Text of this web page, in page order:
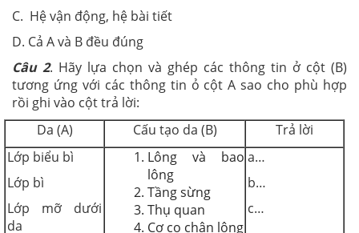
C. Hệ vận động, hệ bài tiết
D. Cả A và B đều đúng
Câu 2. Hãy lựa chọn và ghép các thông tin ở cột (B)
tương ứng với các thông tin ỏ cột A sao cho phù hợp
rồi ghi vào cột trả lời:
Da (A)
Cấu tạo da (B)
Trả lời
Lớp biểu bì
Lớp bì
Lớp mỡ dưới
da
Lông và bao
lông
Tầng sừng
Thụ quan
Cơ co chân lông
a…
b…
c…